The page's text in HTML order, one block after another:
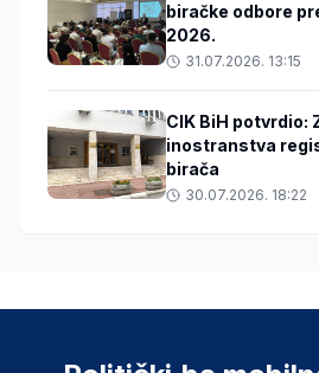
biračke odbore
2026.
31.07.2026. 13:15
CIK BiH potvrdio:
inostranstva
birača
30.07.2026. 18:22